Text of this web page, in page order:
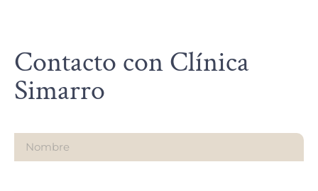
Contacto con Clínica
Simarro